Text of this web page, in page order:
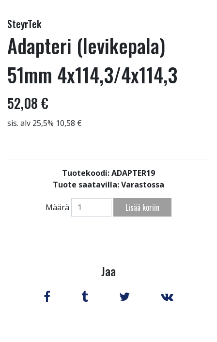
SteyrTek
Adapteri (levikepala)
51mm 4x114,3/4x114,3
52,08 €
sis. alv 25,5% 10,58 €
Tuotekoodi: ADAPTER19
Tuote saatavilla:Varastossa
Määrä Lisää koriin
Jaa